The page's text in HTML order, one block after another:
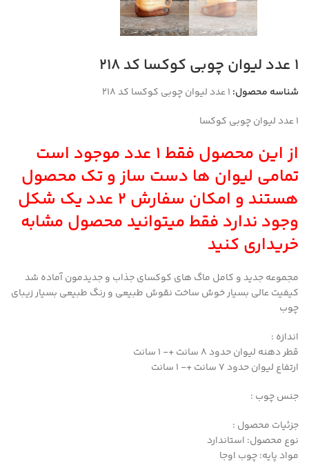
1 عدد لیوان چوبی کوکسا کد 218
شناسه محصول: 1 عدد لیوان چوبی کوکسا کد 218
۱ عدد لیوان چوبی کوکسا
از این محصول فقط ۱ عدد موجود است
تمامی لیوان ها دست ساز و تک محصول
هستند و امکان سفارش ۲ عدد یک شکل
وجود ندارد فقط میتوانید محصول مشابه
خریداری کنید
مجموعه جدید و کامل ماگ های کوکسای جذاب و جدیدمون آماده شد
کیفیت عالی بسیار خوش ساخت نقوش طبیعی و رنگ طبیعی بسیار زیبای
چوب
اندازه :
قطر دهنه لیوان حدود ۸ سانت +- ۱ سانت
ارتفاع لیوان حدود ۷ سانت +- ۱ سانت
جنس چوب :
جزئیات محصول :
نوع محصول: استاندارد
مواد پایه: چوب اوجا